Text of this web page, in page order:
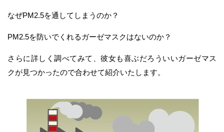
なぜPM2.5を通してしまうのか？
PM2.5を防いでくれるガーゼマスクはないのか？
さらに詳しく調べてみて、彼女も喜ぶだろういいガーゼマス
クが見つかったので合わせて紹介いたします。